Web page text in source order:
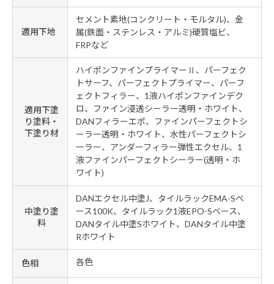
適用下地
セメント素地(コンクリート・モルタル)、金
属(鉄面・ステンレス・アルミ)硬質塩ビ、
FRPなど
適用下塗
り塗料・
下塗り材
ハイポンファインプライマーⅡ、パーフェク
トサーフ、パーフェクトプライマー、パーフ
ェクトフィラー、1液ハイポンファインデク
ロ、ファイン浸透シーラー透明・ホワイト、
DANフィラーエポ、ファインパーフェクトシ
ーラー透明・ホワイト、水性パーフェクトシ
ーラー、アンダーフィラー弾性エクセル、1
液ファインパーフェクトシーラー(透明・ホ
ワイト)
中塗り塗
料
DANエクセル中塗J、タイルラックEMA-Sベ
ース100K、タイルラック1液EPO-Sベース、
DANタイル中塗Sホワイト、DANタイル中塗
Rホワイト
色相 各色